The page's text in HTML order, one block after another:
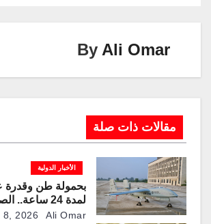
By Ali Omar
مقالات ذات صلة
الأخبار الدولية
بحمولة طن وقدرة
لمدة 24
مسيّرة “TP200”
8, 2026 Ali Omar